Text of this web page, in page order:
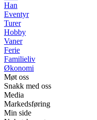
Han
Eventyr
Turer
Hobby
Vaner
Ferie
Familieliv
Økonomi
Møt oss
Snakk med oss
Media
Markedsføring
Min side